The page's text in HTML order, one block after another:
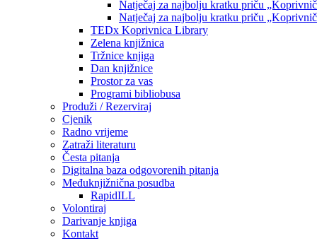
Natječaj za najbolju kratku priču
Natječaj za najbolju kratku priču
TEDx Koprivnica Library
Zelena knjižnica
Tržnice knjiga
Dan knjižnice
Prostor za vas
Programi bibliobusa
Produži / Rezerviraj
Cjenik
Radno vrijeme
Zatraži literaturu
Česta pitanja
Digitalna baza odgovorenih pitanja
Međuknjižnična posudba
RapidILL
Volontiraj
Darivanje knjiga
Kontakt